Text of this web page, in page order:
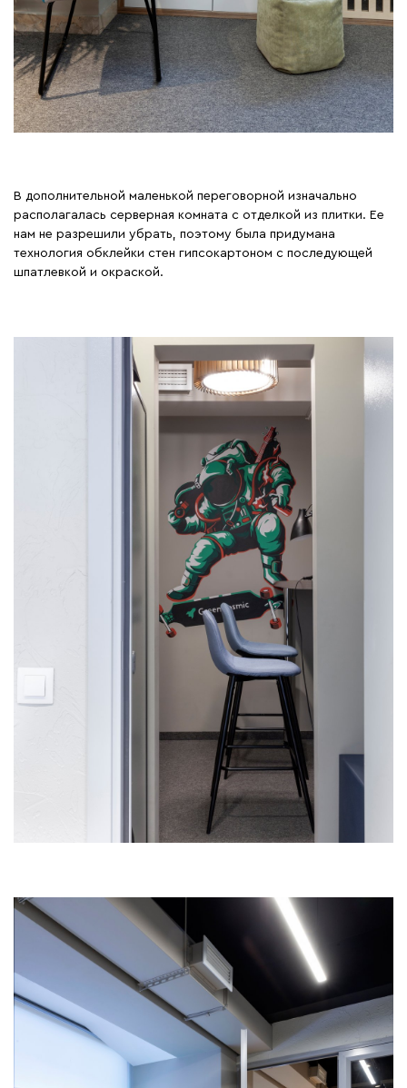
В дополнительной маленькой переговорной изначально
располагалась серверная комната с отделкой из плитки. Ее
нам не разрешили убрать, поэтому была придумана
технология обклейки стен гипсокартоном с последующей
шпатлевкой и окраской.